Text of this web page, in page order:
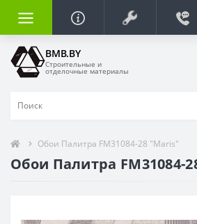
BMB.BY
Строительные и
отделочные материалы
Обои Палитра FM31084-28 "Maris"
Обои Палитра FM31084-